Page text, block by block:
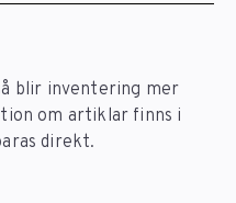
blir inventering mer
om artiklar finns i
direkt.